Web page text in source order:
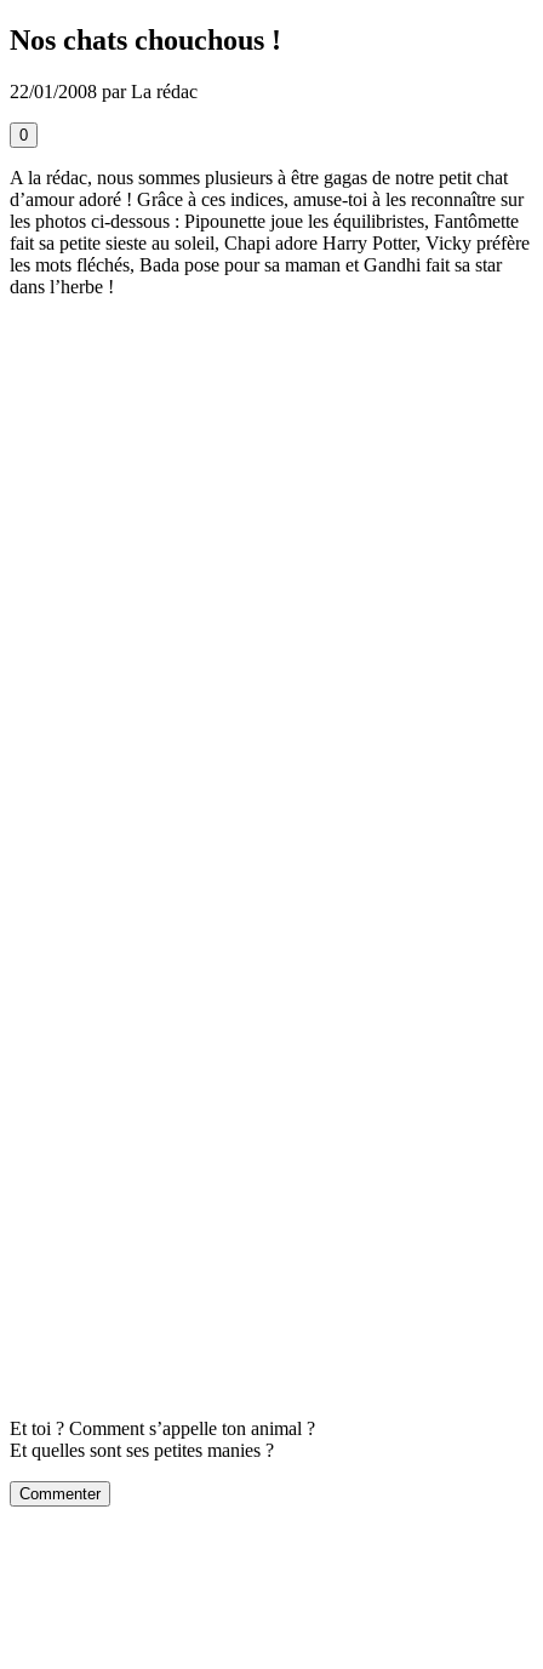
Nos chats chouchous !
22/01/2008 par La rédac
0
A la rédac, nous sommes plusieurs à être gagas de notre petit chat
d’amour adoré ! Grâce à ces indices, amuse-toi à les reconnaître sur
les photos ci-dessous : Pipounette joue les équilibristes, Fantômette
fait sa petite sieste au soleil, Chapi adore Harry Potter, Vicky préfère
les mots fléchés, Bada pose pour sa maman et Gandhi fait sa star
dans l’herbe !
Et toi ? Comment s’appelle ton animal ?
Et quelles sont ses petites manies ?
Commenter